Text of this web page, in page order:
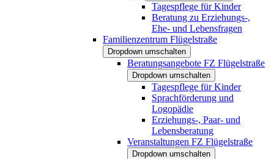
Tagespflege für Kinder
Beratung zu Erziehungs-,
Ehe- und Lebensfragen
Familienzentrum Flügelstraße
Dropdown umschalten
Beratungsangebote FZ Flügelstraße
Dropdown umschalten
Tagespflege für Kinder
Sprachförderung und
Logopädie
Erziehungs-, Paar- und
Lebensberatung
Veranstaltungen FZ Flügelstraße
Dropdown umschalten